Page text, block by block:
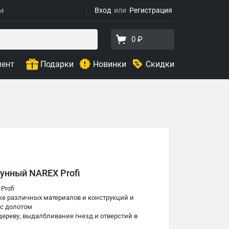
Вход Регистрация
0 ₽
Подарки Новинки Скидки
NAREX Profi
различных материалов и конструкций и
долотом
выдалбливание гнезд и отверстий в